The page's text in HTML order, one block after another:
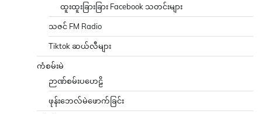
ထူးထူးခြားခြား Facebook သတင်းများ
သဇင် FM Radio
Tiktok ဆယ်လီများ
ကံစမ်းမဲ
ဉာဏ်စမ်းပဟေဠိ
ဖုန်းဘေလ်မဲဖောက်ခြင်း